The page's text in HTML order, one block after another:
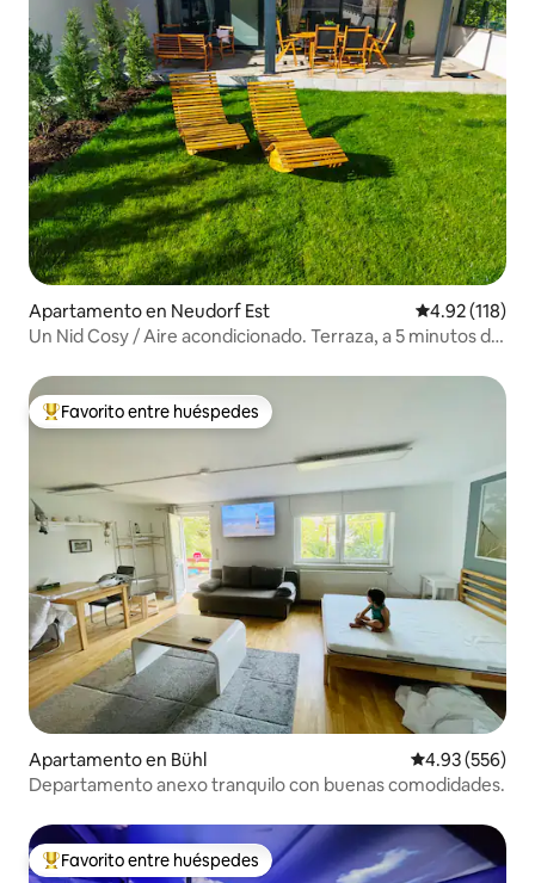
Apartamento en Neudorf Est Calificación
4.92 (118)
Un Nid Cosy / Aire acondicionado. Terraza, a 5 minutos del
Favorito entre huéspedes preferido
Favorito entre huéspedes
Apartamento en Bühl Calificación
4.93 (556)
Departamento anexo tranquilo con buenas comodidades.
Favorito entre huéspedes preferido
Favorito entre huéspedes